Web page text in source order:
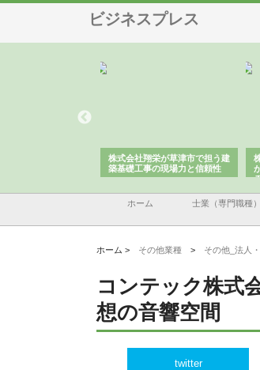
ビジネスプレス
株式会社翔栄が草津市で担う建
築基礎工事の現場力と信頼性
ホーム 士業（専門職種）
ホーム > その他業種 > その他_法人
コンテック株式
想の音響空間
twitter